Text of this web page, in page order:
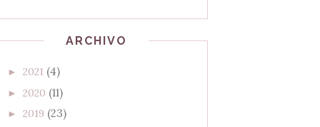
ARCHIVO
► 2021 (4)
► 2020 (11)
► 2019 (23)